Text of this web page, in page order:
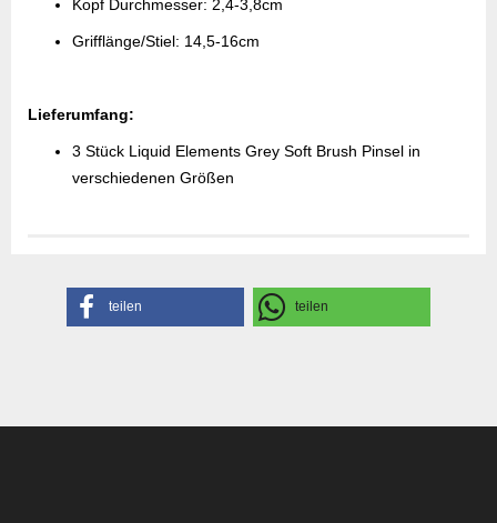
Kopf Durchmesser: 2,4-3,8cm
Grifflänge/Stiel: 14,5-16cm
Lieferumfang:
3 Stück Liquid Elements Grey Soft Brush Pinsel in
verschiedenen Größen
teilen teilen